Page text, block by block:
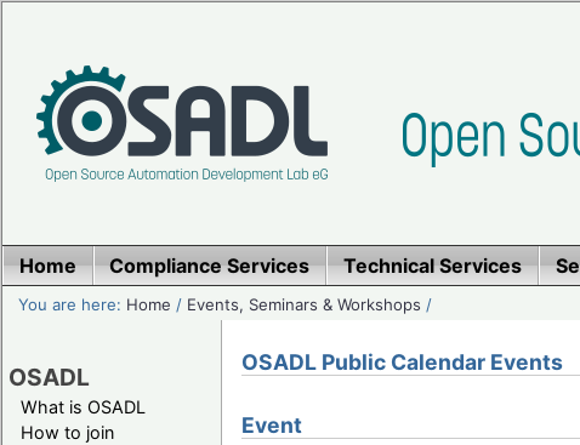
Home Compliance Services Technical Services
You are here: Home / Events, Seminars & Workshops /
OSADL
What is OSADL
How to join
OSADL Public Calendar Events
Event